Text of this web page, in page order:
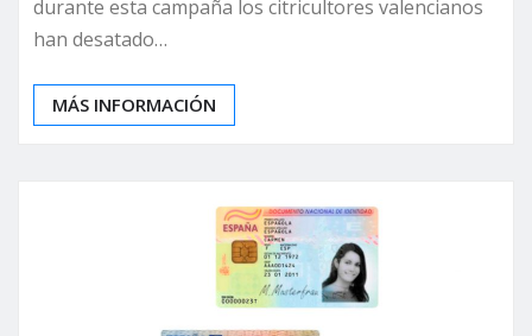
durante esta campaña los citricultores valencianos
han desatado…
MÁS INFORMACIÓN